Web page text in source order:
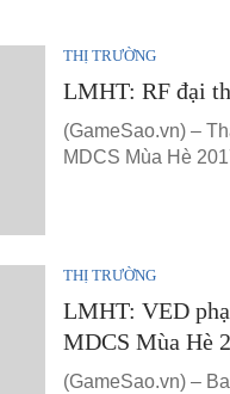
THỊ TRƯỜNG
LMHT: RF đại
(GameSao.vn) –
MDCS Mùa Hè
THỊ TRƯỜNG
LMHT: VED
MDCS Mùa Hè
(GameSao.vn) –